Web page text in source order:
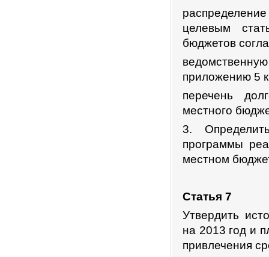
целевым
бюджетов
приложению 5
перечень
местного
3.
программы
местном
Статья 7
Утвердить
на 2013 год и
привлечения